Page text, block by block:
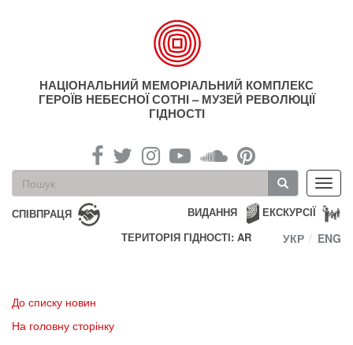
НАЦІОНАЛЬНИЙ МЕМОРІАЛЬНИЙ КОМПЛЕКС
ГЕРОЇВ НЕБЕСНОЇ СОТНІ – МУЗЕЙ РЕВОЛЮЦІЇ
ГІДНОСТІ
Пошукова
форма
Пошук
СПІВПРАЦЯ ЕКСКУРСІЇ
ВИДАННЯ
ТЕРИТОРІЯ ГІДНОСТІ: AR
УКР ENG
До списку новин
На головну сторінку